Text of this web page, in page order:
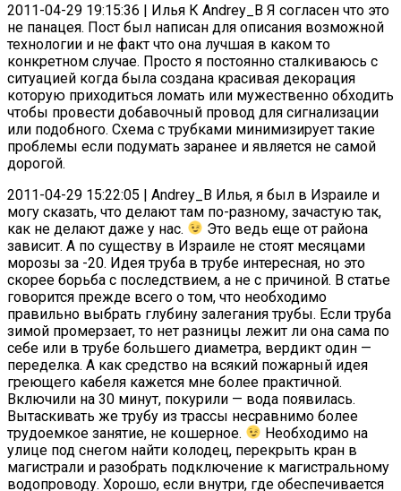
2011-04-29 19:15:36 | Илья К Andrey_B Я согласен что это
не панацея. Пост был написан для описания возможной
технологии и не факт что она лучшая в каком то
конкретном случае. Просто я постоянно сталкиваюсь с
ситуацией когда была создана красивая декорация
которую приходиться ломать или мужественно обходить
чтобы провести добавочный провод для сигнализации
или подобного. Схема с трубками минимизирует такие
проблемы если подумать заранее и является не самой
дорогой.
2011-04-29 15:22:05 | Andrey_B Илья, я был в Израиле и
могу сказать, что делают там по-разному, зачастую так,
как не делают даже у нас.
Это ведь еще от района
зависит. А по существу в Израиле не стоят месяцами
морозы за -20. Идея труба в трубе интересная, но это
скорее борьба с последствием, а не с причиной. В статье
говорится прежде всего о том, что необходимо
правильно выбрать глубину залегания трубы. Если труба
зимой промерзает, то нет разницы лежит ли она сама по
себе или в трубе большего диаметра, вердикт один —
переделка. А как средство на всякий пожарный идея
греющего кабеля кажется мне более практичной.
Включили на 30 минут, покурили — вода появилась.
Вытаскивать же трубу из трассы несравнимо более
трудоемкое занятие, не кошерное.
Необходимо на
улице под снегом найти колодец, перекрыть кран в
магистрали и разобрать подключение к магистральному
водопроводу. Хорошо, если внутри, где обеспечивается